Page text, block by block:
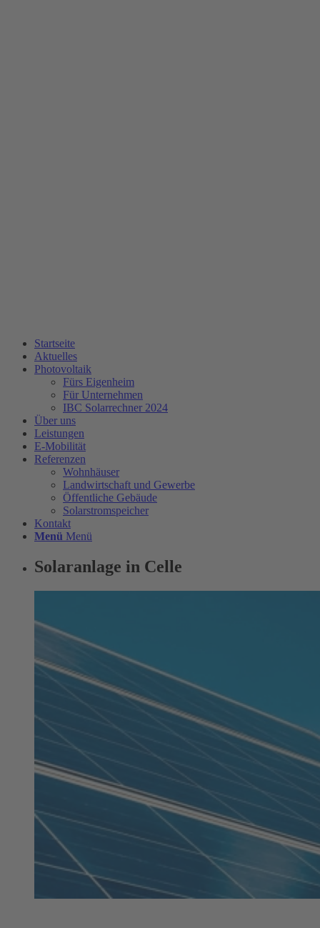
Startseite
Aktuelles
Photovoltaik
Fürs Eigenheim
Für Unternehmen
IBC Solarrechner 2024
Über uns
Leistungen
E-Mobilität
Referenzen
Wohnhäuser
Landwirtschaft und Gewerbe
Öffentliche Gebäude
Solarstromspeicher
Kontakt
Menü Menü
Solaranlage in Celle